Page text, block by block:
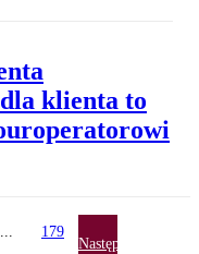
klienta to
179
Następna